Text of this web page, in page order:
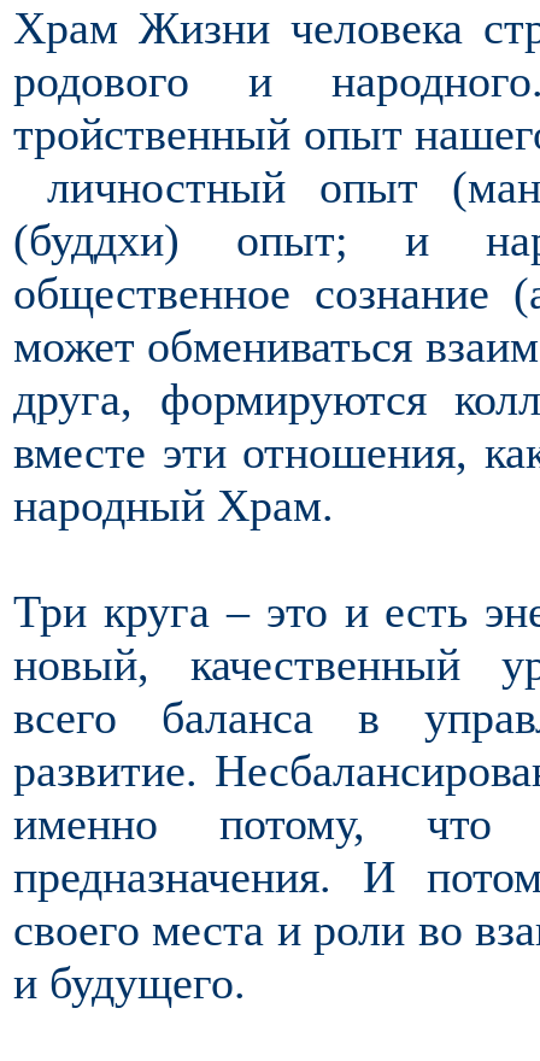
Храм Жизни человека
родового и
тройственный опыт
личностный опыт
(буддхи) опыт; и
общественное сознание
может обмениваться
друга, формируются
вместе эти отношения,
народный Храм.
Три круга – это и есть
новый, качественный
всего баланса в
развитие.
именно потому,
предназначения. И
своего места и роли во
и будущего.